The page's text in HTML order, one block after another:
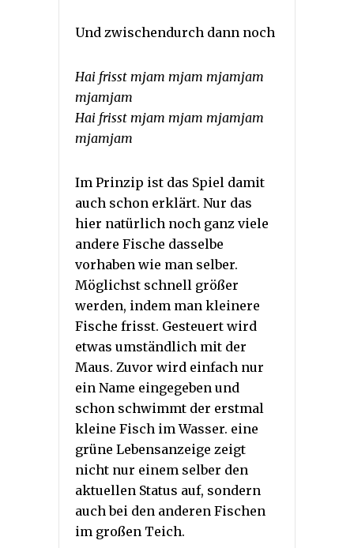
Und zwischendurch dann noch
Hai frisst mjam mjam mjamjam
mjamjam
Hai frisst mjam mjam mjamjam
mjamjam
Im Prinzip ist das Spiel damit
auch schon erklärt. Nur das
hier natürlich noch ganz viele
andere Fische dasselbe
vorhaben wie man selber.
Möglichst schnell größer
werden, indem man kleinere
Fische frisst. Gesteuert wird
etwas umständlich mit der
Maus. Zuvor wird einfach nur
ein Name eingegeben und
schon schwimmt der erstmal
kleine Fisch im Wasser. eine
grüne Lebensanzeige zeigt
nicht nur einem selber den
aktuellen Status auf, sondern
auch bei den anderen Fischen
im großen Teich.